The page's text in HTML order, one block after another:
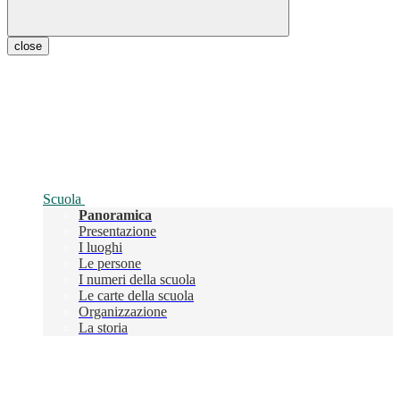
close
Scuola
Panoramica
Presentazione
I luoghi
Le persone
I numeri della scuola
Le carte della scuola
Organizzazione
La storia